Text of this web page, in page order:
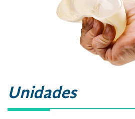
Unidades